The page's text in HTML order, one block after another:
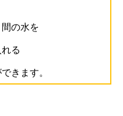
の水を
る
きます。